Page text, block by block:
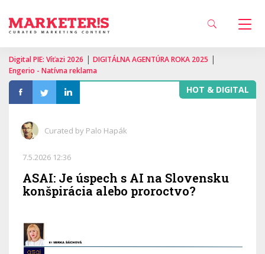
Digital PIE: Víťazi 2026 | DIGITÁLNA AGENTÚRA ROKA 2025 |
Engerio - Natívna reklama
HOT & DIGITAL
Curated by Palo Hapák
7.5.2026 12:36
ASAI: Je úspech s AI na Slovensku
konšpirácia alebo proroctvo?